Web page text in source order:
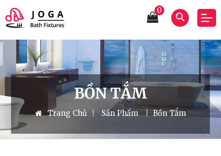
0
BỒN TẮM
Trang Chủ Sản Phẩm | Bồn Tắm